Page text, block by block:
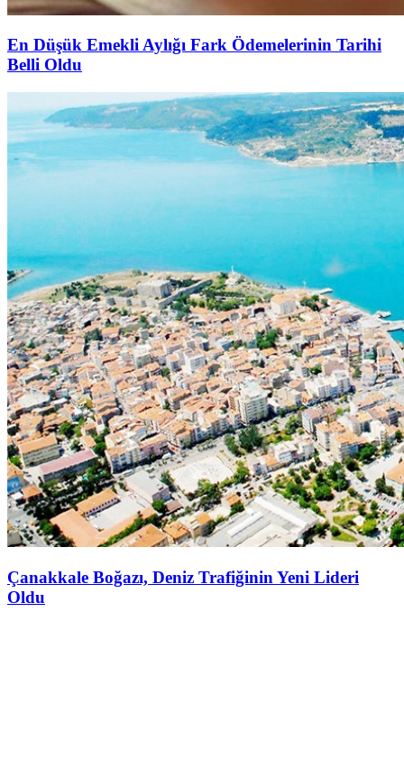
En Düşük Emekli Aylığı Fark Ödemelerinin Tarihi
Belli Oldu
Çanakkale Boğazı, Deniz Trafiğinin Yeni Lideri
Oldu